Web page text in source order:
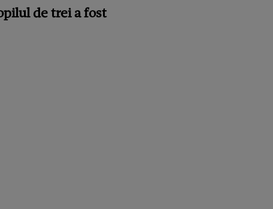
de trei a fost